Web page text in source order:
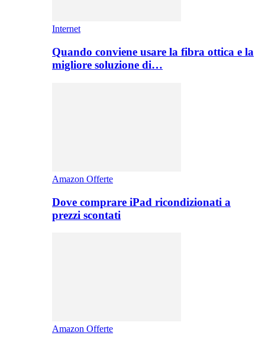
Internet
Quando conviene usare la fibra ottica e la
migliore soluzione di…
Amazon Offerte
Dove comprare iPad ricondizionati a
prezzi scontati
Amazon Offerte